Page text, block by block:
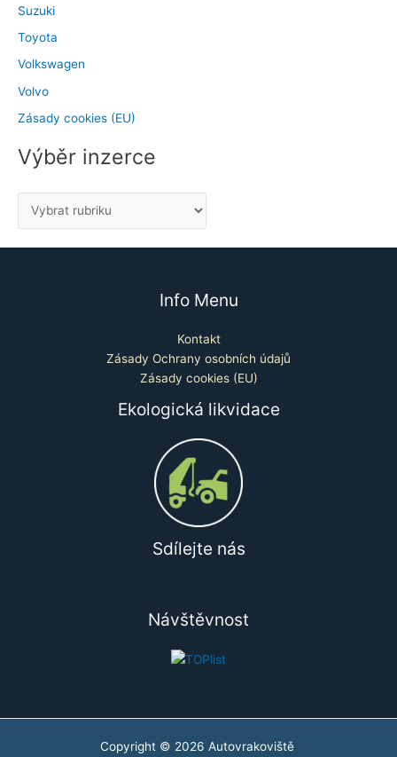
Suzuki
Toyota
Volkswagen
Volvo
Zásady cookies (EU)
Výběr inzerce
Info Menu
Kontakt
Zásady Ochrany osobních údajů
Zásady cookies (EU)
Ekologická likvidace
Sdílejte nás
Návštěvnost
Copyright © 2026 Autovrakoviště